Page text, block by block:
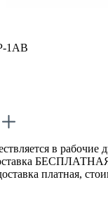
1AB
в рабочие
платная,